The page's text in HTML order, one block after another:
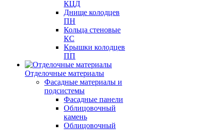
КЦД
Днище колодцев
ПН
Кольца стеновые
КС
Крышки колодцев
ПП
Отделочные материалы
Фасадные материалы и
подсистемы
Фасадные панели
Облицовочный
камень
Облицовочный